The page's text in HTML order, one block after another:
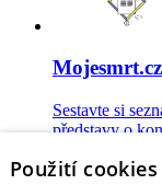
Mojesmrt.cz
Sestavte si
představy o
Použití cookies